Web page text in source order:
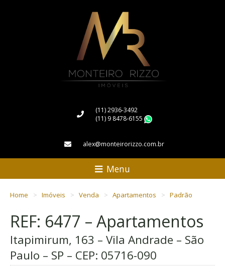
(11) 2936-3492
(11) 9 8478-6155
alex@monteirorizzo.com.br
Menu
Home Imóveis Venda Apartamentos Padrão
REF: 6477 – Apartamentos
Itapimirum, 163 – Vila Andrade – São
Paulo – SP – CEP: 05716-090